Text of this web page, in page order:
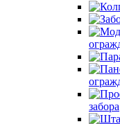
забора